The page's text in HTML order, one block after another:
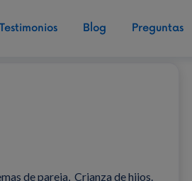
Testimonios Blog Preguntas
de pareja, Crianza de hijos.